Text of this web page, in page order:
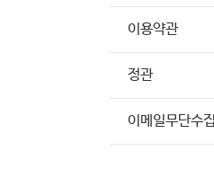
이용약관
정관
이메일무단수